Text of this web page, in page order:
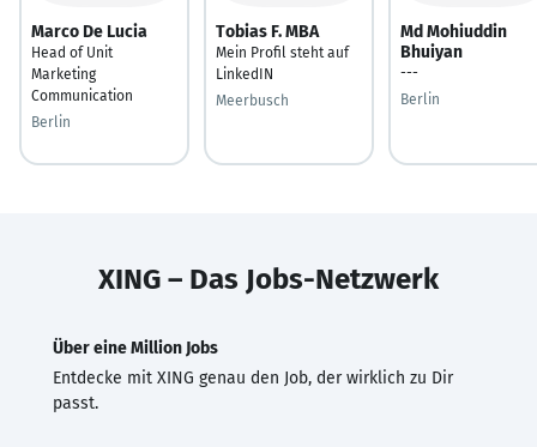
Marco De Lucia
Head of Unit
Marketing
Communication
Berlin
Tobias F. MBA
Mein Profil steht auf
LinkedIN
Meerbusch
Md Mohiuddin
Bhuiyan
---
Berlin
XING – Das Jobs-Netzwerk
Über eine Million Jobs
Entdecke mit XING genau den Job, der wirklich zu Dir
passt.